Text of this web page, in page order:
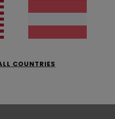
Größe
COUNTRIES